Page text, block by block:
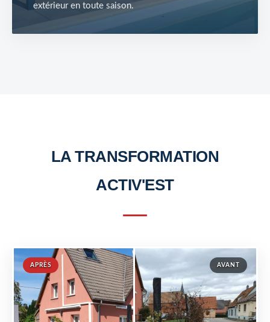
extérieur en toute saison.
LA TRANSFORMATION
ACTIV'EST
AVANT
APRÈS